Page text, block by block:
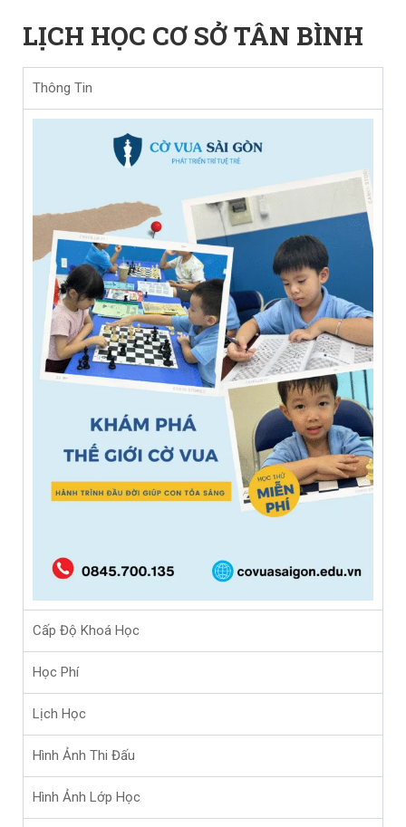
LỊCH HỌC CƠ SỞ TÂN BÌNH
Thông Tin
Cấp Độ Khoá Học
Học Phí
Lịch Học
Hình Ảnh Thi Đấu
Hình Ảnh Lớp Học